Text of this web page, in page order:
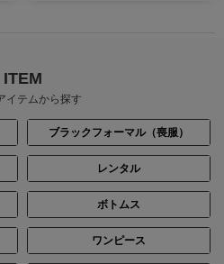
ITEM
イテムから探す
ブラックフォーマル（喪服）
レンタル
ボトムス
ワンピース